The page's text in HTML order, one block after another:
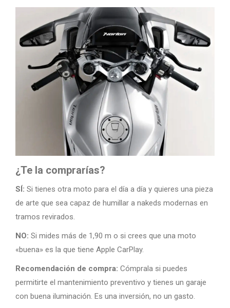
¿Te la comprarías?
SÍ: Si tienes otra moto para el día a día y quieres una pieza
de arte que sea capaz de humillar a nakeds modernas en
tramos revirados.
NO: Si mides más de 1,90 m o si crees que una moto
«buena» es la que tiene Apple CarPlay.
Recomendación de compra: Cómprala si puedes
permitirte el mantenimiento preventivo y tienes un garaje
con buena iluminación. Es una inversión, no un gasto.